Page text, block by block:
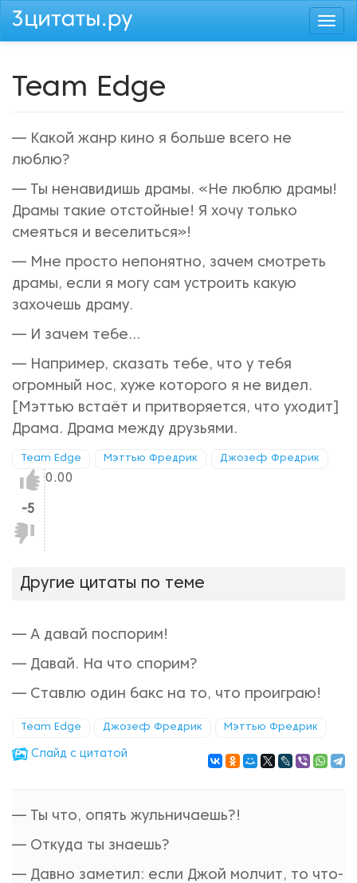
Перейти
Team Edge
— Какой жанр кино я больше всего не
люблю?
— Ты ненавидишь драмы. «Не люблю драмы!
Драмы такие отстойные! Я хочу только
смеяться и веселиться»!
— Мне просто непонятно, зачем смотреть
драмы, если я могу сам устроить какую
захочешь драму.
— И зачем тебе...
— Например, сказать тебе, что у тебя
огромный нос, хуже которого я не видел.
[Мэттью встаёт и притворяется, что уходит]
Драма. Драма между друзьями.
Team Edge Мэттью Фредрик Джозеф Фредрик
Нравится!
-5
Не
нравится!
0.00
Другие цитаты по теме
— А давай поспорим!
— Давай. На что спорим?
— Ставлю один бакс на то, что проиграю!
Team Edge Джозеф Фредрик Мэттью Фредрик
Cлайд с цитатой
— Ты что, опять жульничаешь?!
— Откуда ты знаешь?
— Давно заметил: если Джой молчит, то что-